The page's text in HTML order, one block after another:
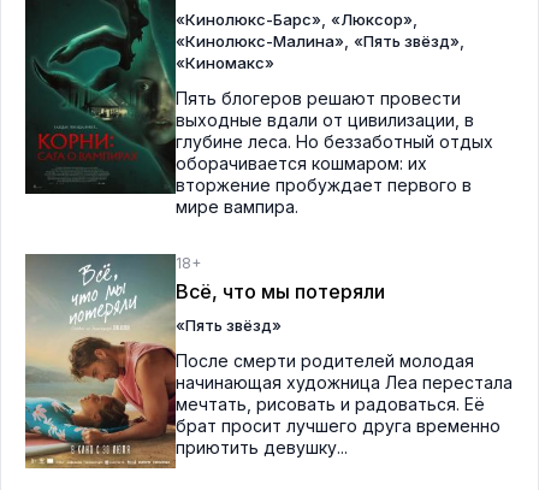
«Кинолюкс-Барс» «Люксор»
«Кинолюкс-Малина» «Пять звёзд»
«Киномакс»
Пять блогеров решают провести
выходные вдали от цивилизации, в
глубине леса. Но беззаботный отдых
оборачивается кошмаром: их
вторжение пробуждает первого в
мире вампира.
18+
Всё, что мы потеряли
«Пять звёзд»
После смерти родителей молодая
начинающая художница Леа перестала
мечтать, рисовать и радоваться. Её
брат просит лучшего друга временно
приютить девушку...